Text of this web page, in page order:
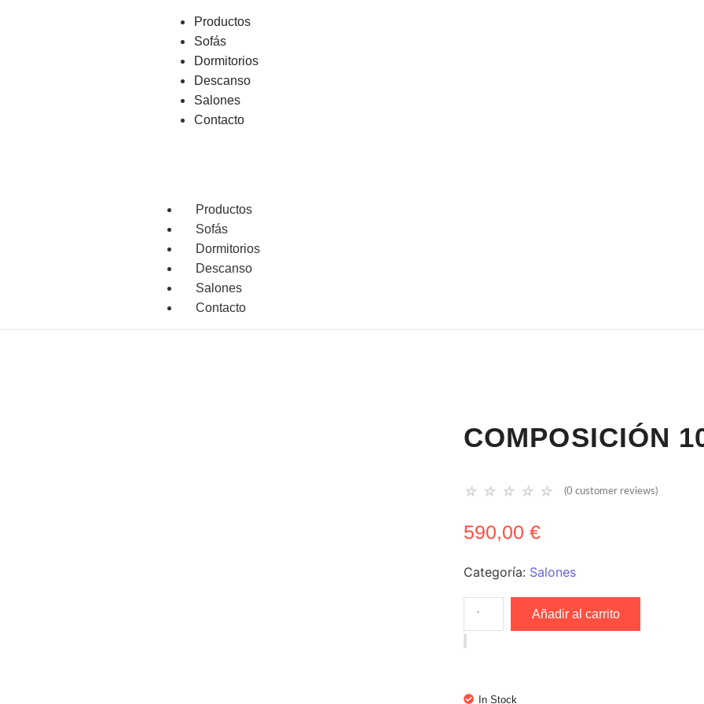
Productos
Sofás
Dormitorios
Descanso
Salones
Contacto
Productos
Sofás
Dormitorios
Descanso
Salones
Contacto
COMPOSICIÓN
☆ ☆ ☆ ☆ ☆ (0 customer reviews)
590,00 €
Categoría: Salones
Añadir al carrito
In Stock